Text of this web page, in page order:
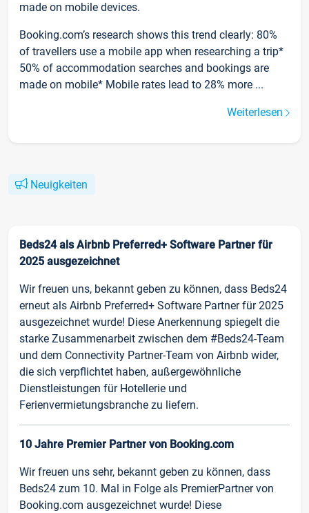
made on mobile devices.
Booking.com’s research shows this trend clearly: 80%
of travellers use a mobile app when researching a trip*
50% of accommodation searches and bookings are
made on mobile* Mobile rates lead to 28% more ...
Weiterlesen
Neuigkeiten
Beds24 als Airbnb Preferred+ Software Partner für
2025 ausgezeichnet
Wir freuen uns, bekannt geben zu können, dass Beds24
erneut als Airbnb Preferred+ Software Partner für 2025
ausgezeichnet wurde! Diese Anerkennung spiegelt die
starke Zusammenarbeit zwischen dem #Beds24-Team
und dem Connectivity Partner-Team von Airbnb wider,
die sich verpflichtet haben, außergewöhnliche
Dienstleistungen für Hotellerie und
Ferienvermietungsbranche zu liefern.
10 Jahre Premier Partner von Booking.com
Wir freuen uns sehr, bekannt geben zu können, dass
Beds24 zum 10. Mal in Folge als PremierPartner von
Booking.com ausgezeichnet wurde! Diese